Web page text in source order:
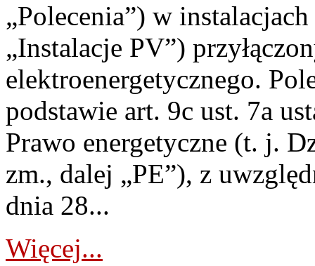
„Polecenia”) w
„Instalacje PV”)
elektroenergetycznego.
podstawie art. 9c ust. 7a
Prawo energetyczne (t. j.
zm., dalej „PE”), z
dnia 28...
Więcej...